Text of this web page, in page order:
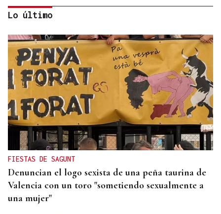
MOVILIDAD VERANO
Un coche todo el verano por 16.32 euros,
entregado en tu puerta
Lo último
FIESTAS DE SAGUNT
Denuncian el logo sexista de una peña taurina de
Valencia con un toro "sometiendo sexualmente a
una mujer"